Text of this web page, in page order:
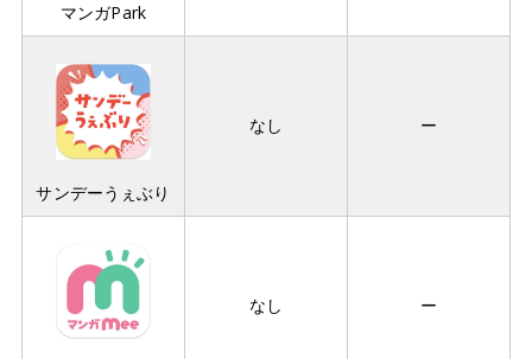
マンガPark
サンデーうぇぶり
なし ー
なし ー